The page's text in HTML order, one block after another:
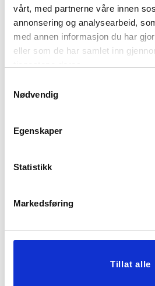
vårt, med partnerne våre innen
annonsering og analysearbeid,
med annen informasjon du har
eller som de har samlet inn
Nødvendig
Egenskaper
Statistikk
Markedsføring
Tillat alle
HJORT LUKE 13,6 CM
179,90
KJØP